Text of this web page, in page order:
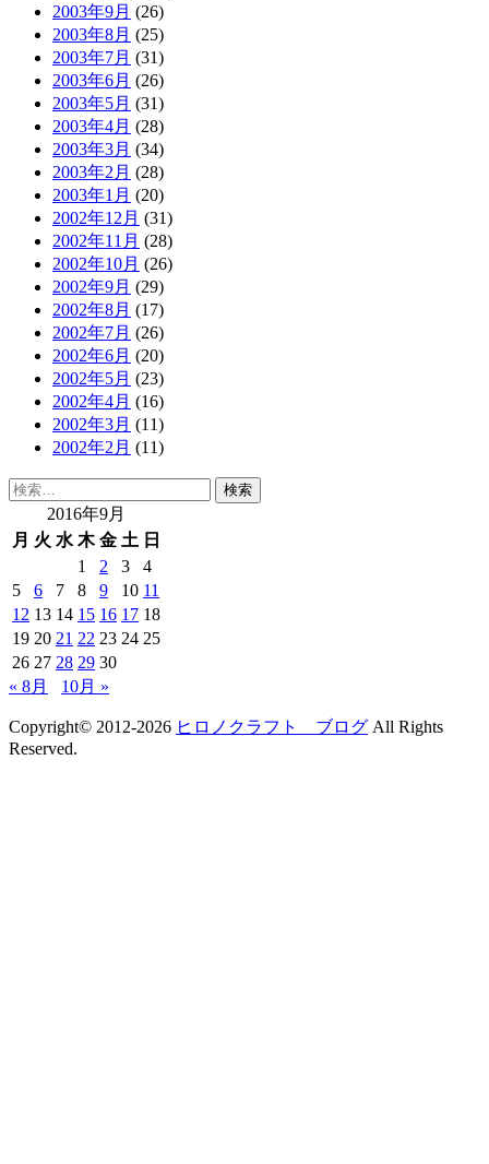
2003年9月 (26)
2003年8月 (25)
2003年7月 (31)
2003年6月 (26)
2003年5月 (31)
2003年4月 (28)
2003年3月 (34)
2003年2月 (28)
2003年1月 (20)
2002年12月 (31)
2002年11月 (28)
2002年10月 (26)
2002年9月 (29)
2002年8月 (17)
2002年7月 (26)
2002年6月 (20)
2002年5月 (23)
2002年4月 (16)
2002年3月 (11)
2002年2月 (11)
検
2016年9月
月 火 水 木 金 土 日
1
2 3
4
5
6 7 8 9 10 11
12 13 14 15 16 17 18
19 20 21 22 23 24 25
26 27 28 29 30
« 8月
10月 »
Copyright© 2012-2026 ヒロノクラフト ブログ All Rights
Reserved.